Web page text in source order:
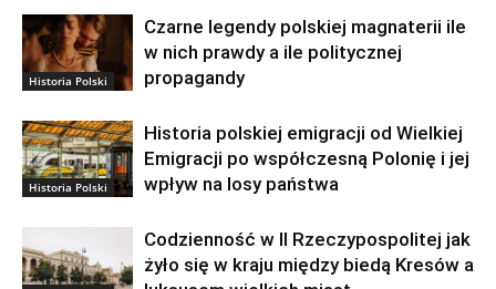
Historia Polski
Czarne legendy polskiej magnaterii ile
w nich prawdy a ile politycznej
propagandy
Historia Polski
Historia polskiej emigracji od Wielkiej
Emigracji po współczesną Polonię i jej
wpływ na losy państwa
Codzienność w II Rzeczypospolitej jak
żyło się w kraju między biedą Kresów a